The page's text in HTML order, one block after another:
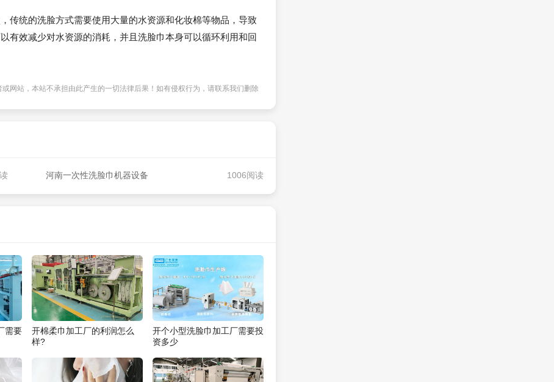
传统的洗脸方式需要使用大量的水资源和化妆棉等物品，导致
有效减少对水资源的消耗，并且洗脸巾本身可以循环利用和回
网站，本站不承担由此产生的一切法律后果！如有侵权行为，请联系我们删除
河南一次性洗脸巾机器设备 1006阅读
需要
开棉柔巾加工厂的利润怎么
样?
开个小型洗脸巾加工厂需要投
资多少